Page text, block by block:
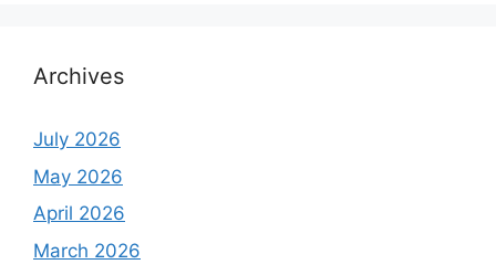
Archives
July 2026
May 2026
April 2026
March 2026